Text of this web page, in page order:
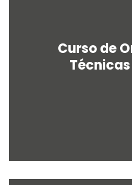
Curso de